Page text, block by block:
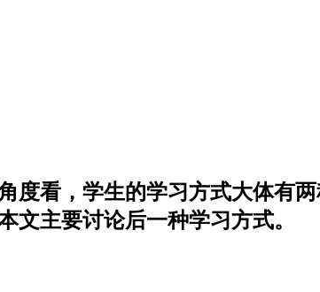
度看，学生的学习方式大体有
主要讨论后一种学习方式。